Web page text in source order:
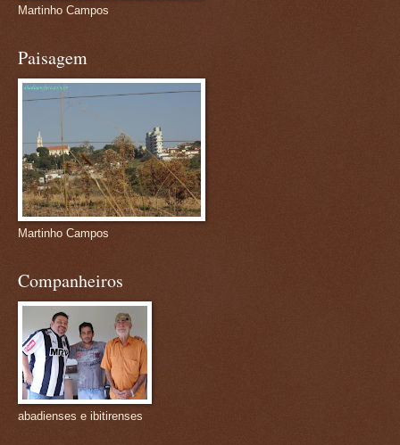
Martinho Campos
Paisagem
Martinho Campos
Companheiros
abadienses e ibitirenses